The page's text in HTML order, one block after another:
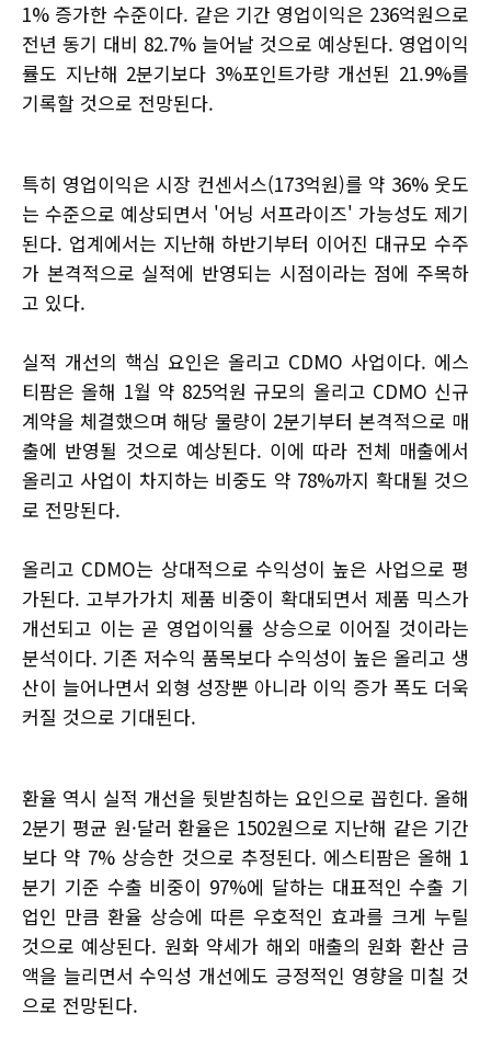
1% 증가한 수준이다. 같은 기간 영업이익은 236억원으로
전년 동기 대비 82.7% 늘어날 것으로 예상된다. 영업이익
률도 지난해 2분기보다 3%포인트가량 개선된 21.9%를
기록할 것으로 전망된다.
특히 영업이익은 시장 컨센서스(173억원)를 약 36% 웃도
는 수준으로 예상되면서 '어닝 서프라이즈' 가능성도 제기
된다. 업계에서는 지난해 하반기부터 이어진 대규모 수주
가 본격적으로 실적에 반영되는 시점이라는 점에 주목하
고 있다.
실적 개선의 핵심 요인은 올리고 CDMO 사업이다. 에스
티팜은 올해 1월 약 825억원 규모의 올리고 CDMO 신규
계약을 체결했으며 해당 물량이 2분기부터 본격적으로 매
출에 반영될 것으로 예상된다. 이에 따라 전체 매출에서
올리고 사업이 차지하는 비중도 약 78%까지 확대될 것으
로 전망된다.
올리고 CDMO는 상대적으로 수익성이 높은 사업으로 평
가된다. 고부가가치 제품 비중이 확대되면서 제품 믹스가
개선되고 이는 곧 영업이익률 상승으로 이어질 것이라는
분석이다. 기존 저수익 품목보다 수익성이 높은 올리고 생
산이 늘어나면서 외형 성장뿐 아니라 이익 증가 폭도 더욱
커질 것으로 기대된다.
환율 역시 실적 개선을 뒷받침하는 요인으로 꼽힌다. 올해
2분기 평균 원·달러 환율은 1502원으로 지난해 같은 기간
보다 약 7% 상승한 것으로 추정된다. 에스티팜은 올해 1
분기 기준 수출 비중이 97%에 달하는 대표적인 수출 기
업인 만큼 환율 상승에 따른 우호적인 효과를 크게 누릴
것으로 예상된다. 원화 약세가 해외 매출의 원화 환산 금
액을 늘리면서 수익성 개선에도 긍정적인 영향을 미칠 것
으로 전망된다.